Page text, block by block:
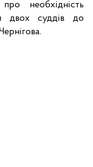
необхідність
двох суддів до